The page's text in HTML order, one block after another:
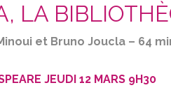
LA
et Bruno Joucla – 64
JEUDI 12 MARS 9H30